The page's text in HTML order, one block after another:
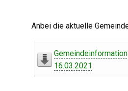
Leben in Oberdorf
Anbei die aktuelle
16.03.2021